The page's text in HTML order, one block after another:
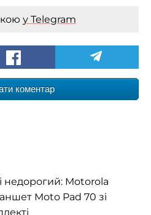
у Telegram
коментар
недорогий: Motorola
Moto Pad 70 зі